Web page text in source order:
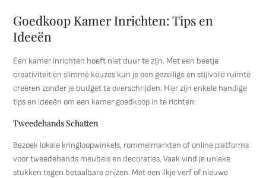
Goedkoop Kamer Inrichten: Tips en
Ideeën
Een kamer inrichten hoeft niet duur te zijn. Met een beetje
creativiteit en slimme keuzes kun je een gezellige en stijlvolle ruimte
creëren zonder je budget te overschrijden. Hier zijn enkele handige
tips en ideeën om een kamer goedkoop in te richten:
Tweedehands Schatten
Bezoek lokale kringloopwinkels, rommelmarkten of online platforms
voor tweedehands meubels en decoraties. Vaak vind je unieke
stukken tegen betaalbare prijzen. Met een likje verf of nieuwe